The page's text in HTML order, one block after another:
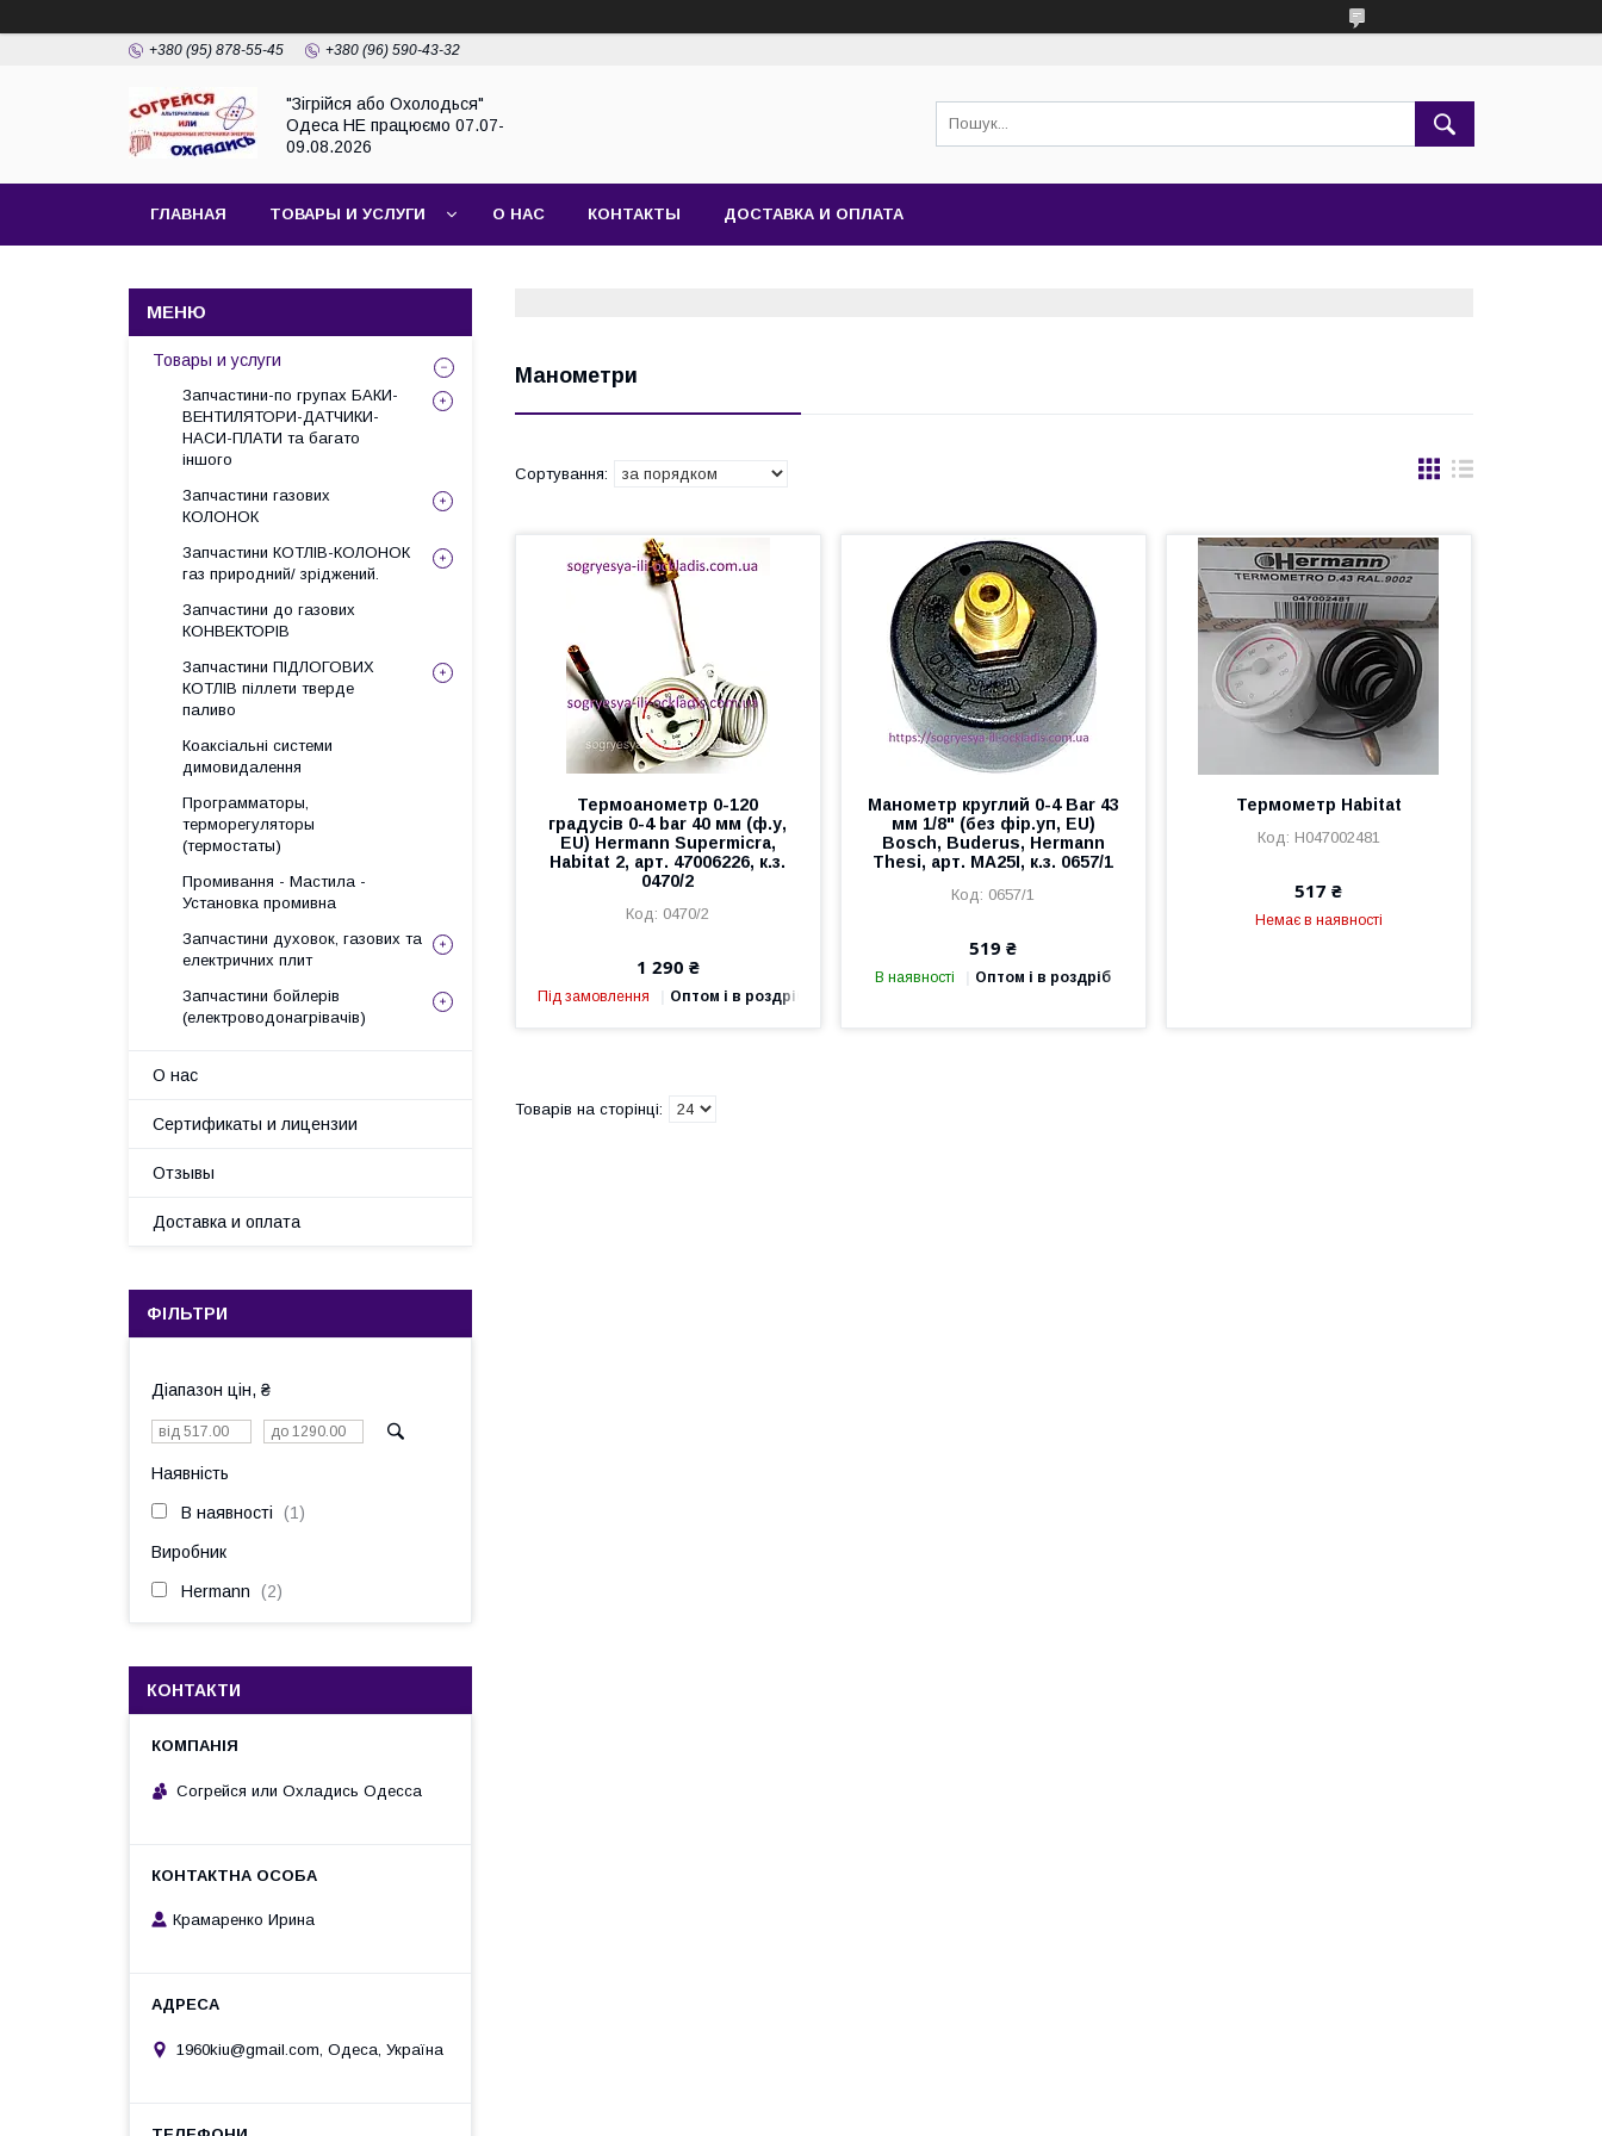
+380 (95) 878-55-45 +380 (96) 590-43-32
"Зігрійся або Охолодься"
Одеса НЕ працюємо 07.07-
09.08.2026
ГЛАВНАЯ ТОВАРЫ И УСЛУГИ О НАС КОНТАКТЫ ДОСТАВКА И ОПЛАТА
Манометри
Термоанометр 0-120
градусів 0-4 bar 40 мм (ф.у,
EU) Hermann Supermicra,
Habitat 2, арт. 47006226, к.з.
0470/2
0470/2
1 290 ₴
Під замовлення Оптом і в роздріб
Манометр круглий 0-4 Bar 43
мм 1/8" (без фір.уп, EU)
Bosch, Buderus, Hermann
Thesi, арт. MA25I, к.з. 0657/1
0657/1
519 ₴
В наявності Оптом і в роздріб
Термометр Habitat
H047002481
517 ₴
Немає в наявності
Товары и услуги
Запчастини-по групах БАКИ-
ВЕНТИЛЯТОРИ-ДАТЧИКИ-
НАСИ-ПЛАТИ та багато
іншого
Запчастини газових
КОЛОНОК
Запчастини КОТЛІВ-КОЛОНОК
газ природний/ зріджений.
Запчастини до газових
КОНВЕКТОРІВ
Запчастини ПІДЛОГОВИХ
КОТЛІВ піллети тверде
паливо
Коаксіальні системи
димовидалення
Программаторы,
терморегуляторы
(термостаты)
Промивання - Мастила -
Установка промивна
Запчастини духовок, газових та
електричних плит
Запчастини бойлерів
(електроводонагрівачів)
О нас
Сертификаты и лицензии
Отзывы
Доставка и оплата
ФІЛЬТРИ
Діапазон цін, ₴
Наявність
В наявності 1
Виробник
Hermann 2
КОНТАКТИ
Согрейся или Охладись Одесса
Крамаренко Ирина
1960kiu@gmail.com, Одеса, Україна